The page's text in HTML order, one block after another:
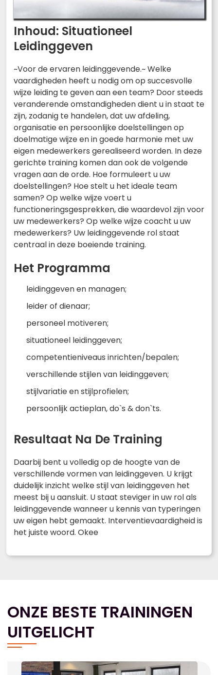
Inhoud: Situationeel
Leidinggeven
~Voor de ervaren leidinggevende.~ Welke
vaardigheden heeft u nodig om op succesvolle
wijze leiding te geven aan een team? Door steeds
veranderende omstandigheden dient u in staat te
zijn, zodanig te handelen, dat uw afdeling,
organisatie en persoonlijke doelstellingen op
doelmatige wijze en in goede harmonie met uw
eigen medewerkers gerealiseerd worden. In deze
gerichte training komen dan ook de volgende
vragen aan de orde. Hoe formuleert u uw
doelstellingen? Hoe stelt u het ideale team
samen? Op welke wijze voert u
functioneringsgesprekken, die waardevol zijn voor
uw medewerkers? Op welke wijze coacht u uw
medewerkers? Uw leidinggevende rol staat
centraal in deze boeiende training.
Het Programma
leidinggeven en managen;
leider of dienaar;
personeel motiveren;
situationeel leidinggeven;
competentieniveaus inrichten/bepalen;
verschillende stijlen van leidinggeven;
stijlvariatie en stijlprofielen;
persoonlijk actieplan, do`s & don`ts.
Resultaat Na De Training
Daarbij bent u volledig op de hoogte van de
verschillende vormen van leidinggeven. U krijgt
duidelijk inzicht welke stijl van leidinggeven het
meest bij u aansluit. U staat steviger in uw rol als
leidinggevende wanneer u kennis van typeringen
uw eigen hebt gemaakt. Interventievaardigheid is
het juiste woord. Okee
ONZE BESTE TRAININGEN
UITGELICHT